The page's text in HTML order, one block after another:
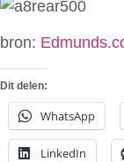
bron:
Dit delen:
WhatsApp
LinkedIn